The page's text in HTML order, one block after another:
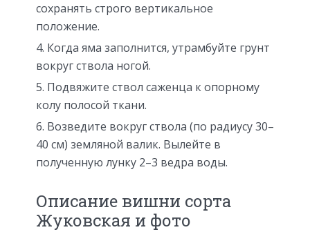
сохранять строго вертикальное
положение.
Когда яма заполнится, утрамбуйте грунт
вокруг ствола ногой.
Подвяжите ствол саженца к опорному
колу полосой ткани.
Возведите вокруг ствола (по радиусу 30–
40 см) земляной валик. Вылейте в
полученную лунку 2–3 ведра воды.
Описание вишни сорта
Жуковская и фото